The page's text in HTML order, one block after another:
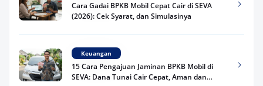
Cara Gadai BPKB Mobil Cepat Cair di SEVA
(2026): Cek Syarat, dan Simulasinya
Keuangan
15 Cara Pengajuan Jaminan BPKB Mobil di
SEVA: Dana Tunai Cair Cepat, Aman dan